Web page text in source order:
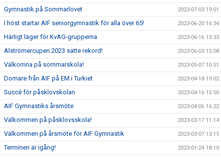
Gymnastik på Sommarlovet 2023-07-03 19:01
I höst startar AIF seniorgymnastik för alla över 65! 2023-06-20 16:34
Härligt läger för KvAG-grupperna 2023-06-16 13:33
Alströmercupen 2023 satte rekord! 2023-06-03 15:08
Välkomna på sommarskola! 2023-05-07 10:51
Domare från AIF på EM i Turkiet 2023-04-18 19:02
Succé för påsklovskolan 2023-04-16 15:50
AIF Gymnastiks årsmöte 2023-04-06 16:22
Välkommen på påsklovsskola! 2023-03-17 11:14
Välkommen på årsmöte för AIF Gymnastik 2023-03-07 13:15
Terminen är igång! 2023-01-24 18:10